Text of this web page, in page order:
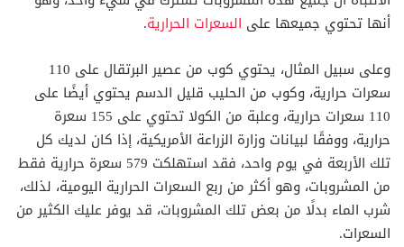
أنها تحتوي جميعها على السعرات الحرارية.
وعلى سبيل المثال، يحتوي كوب من عصير البرتقال على 110
سعرات حرارية، وكوب من الحليب قليل الدسم يحتوي أيضًا على
110 سعرات حرارية، وعلبة من الكولا تحتوي على 155 سعرة
حرارية، ووفقًا لبيانات وزارة الزراعة الأمريكية، إذا كان لديك كل
تلك الأربعة في يوم واحد، فقد استهلكت 579 سعرة حرارية فقط
من المشروبات، وهو أكثر من ربع السعرات الحرارية اليومية، لذلك،
شرب الماء بدلًا من بعض تلك المشروبات، قد يوفر عليك الكثير من
السعرات.